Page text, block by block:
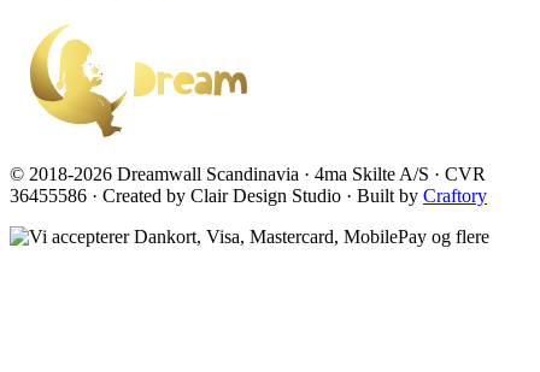
© 2018-2026 Dreamwall Scandinavia · 4ma Skilte A/S · CVR
36455586 · Created by Clair Design Studio · Built by Craftory